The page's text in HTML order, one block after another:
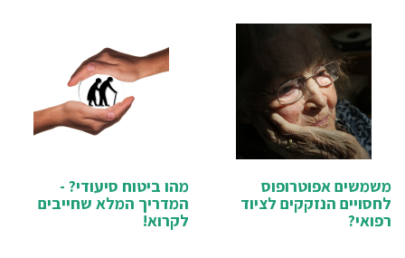
במאמר שלפניכם
משמשים אפוטרופוס
לחסויים הנזקקים לציוד
רפואי?
מהו ביטוח סיעודי? -
המדריך המלא שחייבים
לקרוא!